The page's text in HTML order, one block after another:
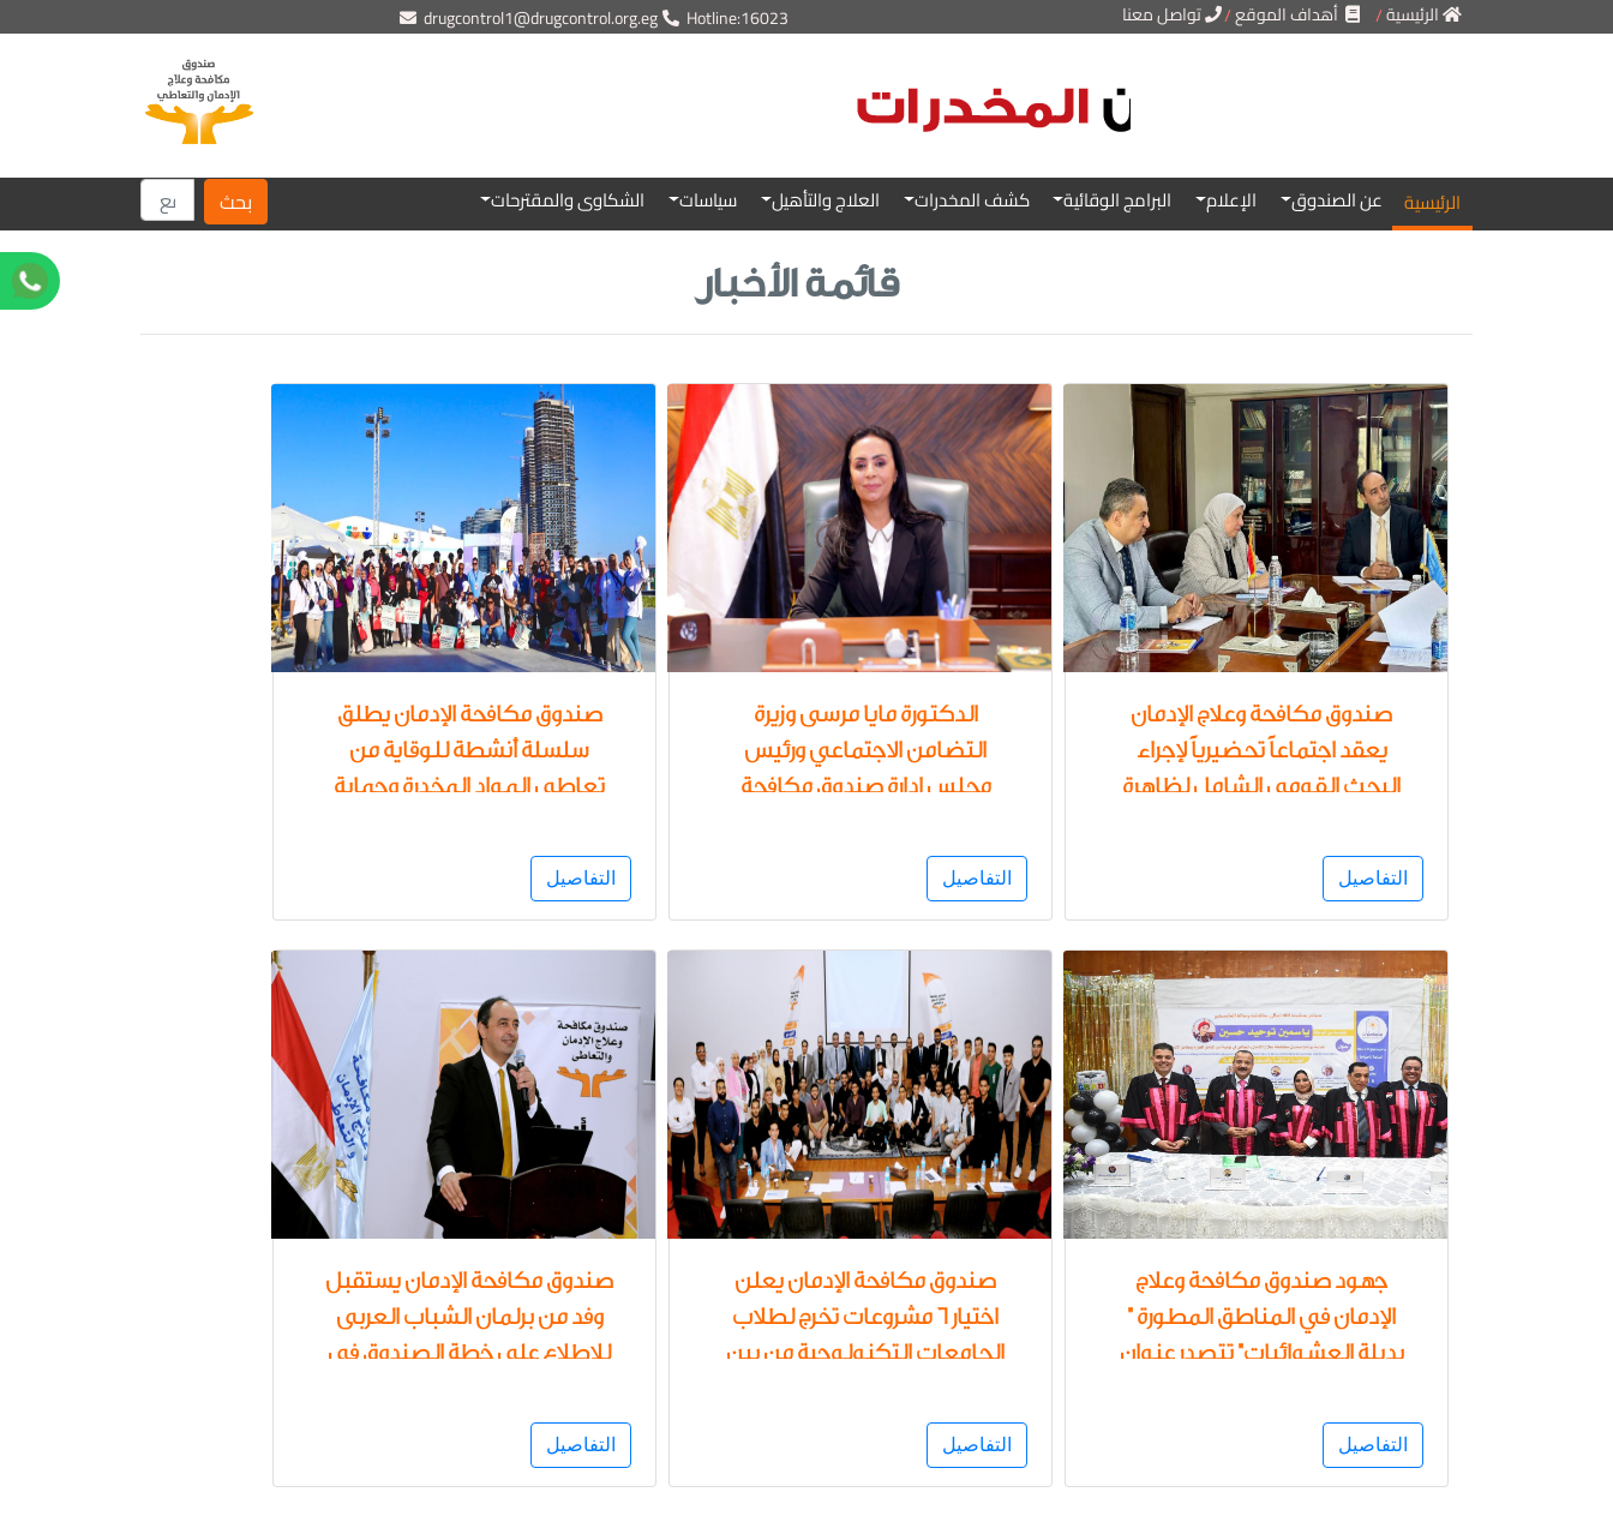
drugcontrol1@drugcontrol.org.eg Hotline:16023 الرئيسية أهداف الموقع تواصل معنا
الرئيسية عن الصندوق الإعلام البرامج الوقائية كشف المخدرات العلاج والتأهيل سياسات الشكاوى والمقترحات بحث
قائمة الأخبار
صندوق مكافحة وعلاج الإدمان
يعقد اجتماعاً تحضيرياً لإجراء
البحث القومي الشامل لظاهرة
على الحالة النفسية بالتعاون مع
المركز القومي للبحوث
العامة للصحة النفسية
التفاصيل
الدكتورة مايا مرسى وزيرة
التضامن الاجتماعي ورئيس
مجلس إدارة صندوق مكافحة
العلاجية للخط الساخن
التفاصيل
صندوق مكافحة الإدمان يطلق
سلسلة أنشطة للوقاية من
تعاطى المواد المخدرة وحماية
الإدمان بمهرجان العلمين
التفاصيل
جهود صندوق مكافحة وعلاج
الإدمان في المناطق المطورة "
بديلة العشوائيات" تتصدر عنوان
التفاصيل
صندوق مكافحة الإدمان يعلن
اختيار 6 مشروعات تخرج لطلاب
الجامعات التكنولوجية من بين
التكنولوجيا لنشر الوعي
بمخاطر المخدرات ودعم تنفيذ
التفاصيل
صندوق مكافحة الإدمان يستقبل
وفد من برلمان الشباب العربى
للإطلاع على خطة الصندوق في
وفتاة من 15 دولة عربية
التفاصيل